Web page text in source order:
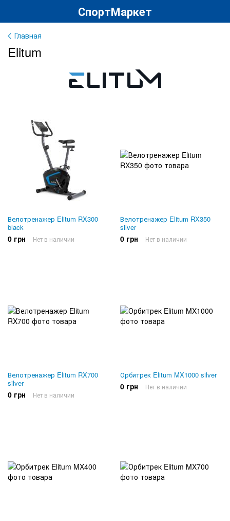
СпортМаркет
Главная
Elitum
Велотренажер Elitum RX300
black
0 грн Нет в наличии
Велотренажер Elitum RX350
silver
0 грн Нет в наличии
Велотренажер Elitum RX700
silver
0 грн Нет в наличии
Орбитрек Elitum MX1000 silver
0 грн Нет в наличии